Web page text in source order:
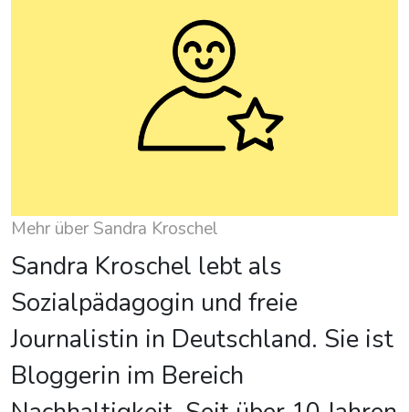
Mehr über Sandra Kroschel
Sandra Kroschel lebt als
Sozialpädagogin und freie
Journalistin in Deutschland. Sie ist
Bloggerin im Bereich